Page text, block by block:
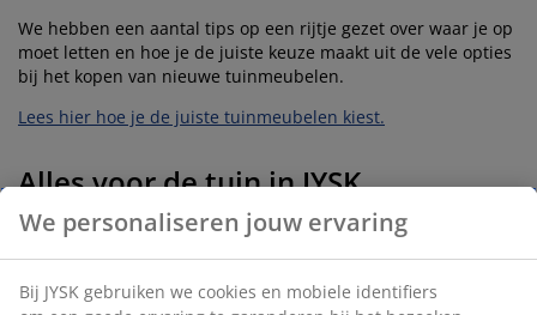
We hebben een aantal tips op een rijtje gezet over waar je op
moet letten en hoe je de juiste keuze maakt uit de vele opties
bij het kopen van nieuwe tuinmeubelen.
Lees hier hoe je de juiste tuinmeubelen kiest.
Alles voor de tuin in JYSK
De zomer betekent lange dagen buiten, en velen van ons eten
ook graag buiten. Daarom is het belangrijk om goede
tuinmeubelen te hebben zodat je comfortabel kunt zitten.
Maar bij JYSK hebben we ook veel meer voor in de tuin dan
We personaliseren jouw ervaring
Bij JYSK gebruiken we cookies en mobiele identifiers